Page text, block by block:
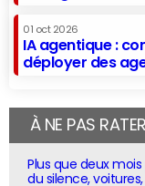
01 oct 2026
IA agentique :
déployer des
À NE PAS RATER
Plus que deux mois
du silence,